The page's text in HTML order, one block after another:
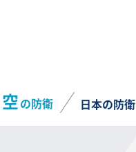
空の防衛 日本の防衛